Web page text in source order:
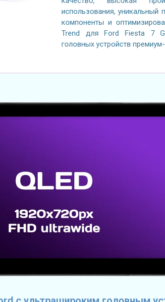
использования, уникальный
компоненты и
Trend для Ford Fiesta 7
головных устройств